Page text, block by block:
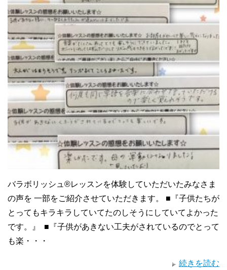
バラボリッシュ®レッスンを体験していただいたみなさま
の声を 一部をご紹介させていただきます。 ■『子供たちが
とってもキラキラしていてたのしそうにしていてよかった
です。』 ■『子供があきない工夫がされているのでとって
も楽・・・
続きを読む